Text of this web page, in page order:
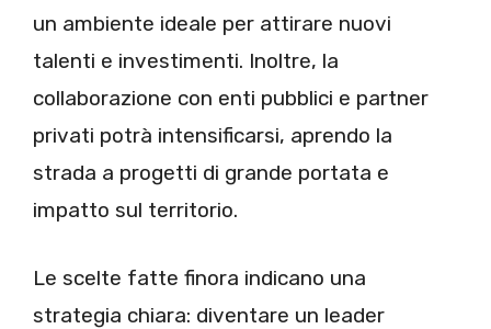
un ambiente ideale per attirare nuovi
talenti e investimenti. Inoltre, la
collaborazione con enti pubblici e partner
privati potrà intensificarsi, aprendo la
strada a progetti di grande portata e
impatto sul territorio.
Le scelte fatte finora indicano una
strategia chiara: diventare un leader